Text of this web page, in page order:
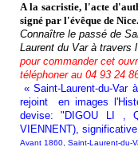
A la sacristie, l'acte
signé par l'évêque de Nice.
Connaître le passé de
Laurent du Var à travers
pour commander cet
téléphoner au 04 93 24
« Saint-Laurent-du-Var
rejoint
en images
devise: "DIGOU LI ,
VIENNENT),
Avant 1860, Saint-Laurent-du-